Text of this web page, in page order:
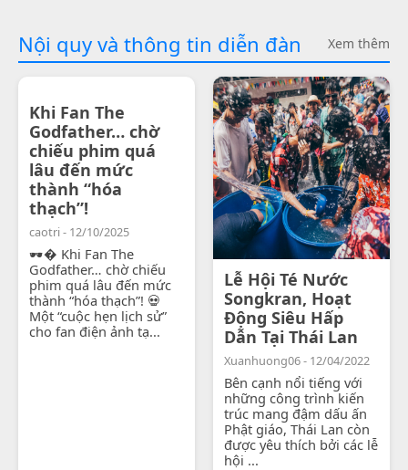
Nội quy và thông tin diễn đàn Xem thêm
Khi Fan The
Godfather… chờ
chiếu phim quá
lâu đến mức
thành “hóa
thạch”!
caotri - 12/10/2025
🕶� Khi Fan The
Godfather… chờ chiếu
phim quá lâu đến mức
thành “hóa thạch”! 💀
Một “cuộc hẹn lịch sử”
cho fan điện ảnh tạ...
Lễ Hội Té Nước
Songkran, Hoạt
Động Siêu Hấp
Dẫn Tại Thái Lan
Xuanhuong06 - 12/04/2022
Bên cạnh nổi tiếng với
những công trình kiến
trúc mang đậm dấu ấn
Phật giáo, Thái Lan còn
được yêu thích bởi các lễ
hội ...